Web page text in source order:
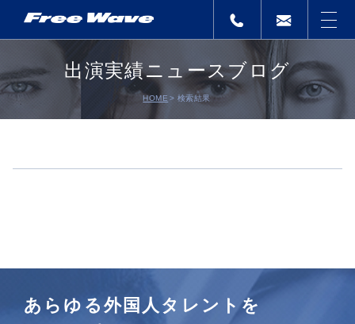
出演実績ニュースブログ
HOME 検索結果
あらゆる外国人タレントを